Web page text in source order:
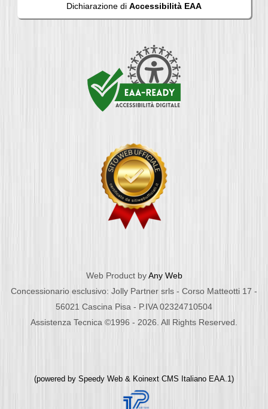
Dichiarazione di Accessibilità EAA
Web Product byAny Web
Concessionario esclusivo: Jolly Partner srls - Corso Matteotti 17 -
56021 Cascina Pisa - P.IVA 02324710504
Assistenza Tecnica ©1996 - 2026. All Rights Reserved.
(powered by Speedy Web & Koinext CMS Italiano EAA.1)